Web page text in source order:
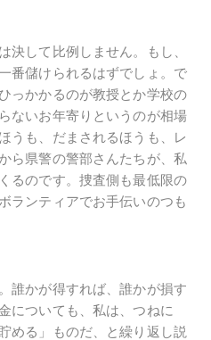
決して比例しません。もし、
番儲けられるはずでしょ。で
っかかるのが教授とか学校の
ないお年寄りというのが相場
うも、だまされるほうも、レ
ら県警の警部さんたちが、私
るのです。捜査側も最低限の
ランティアでお手伝いのつも
誰かが得すれば、誰かが損す
についても、私は、つねに
める」ものだ、と繰り返し説